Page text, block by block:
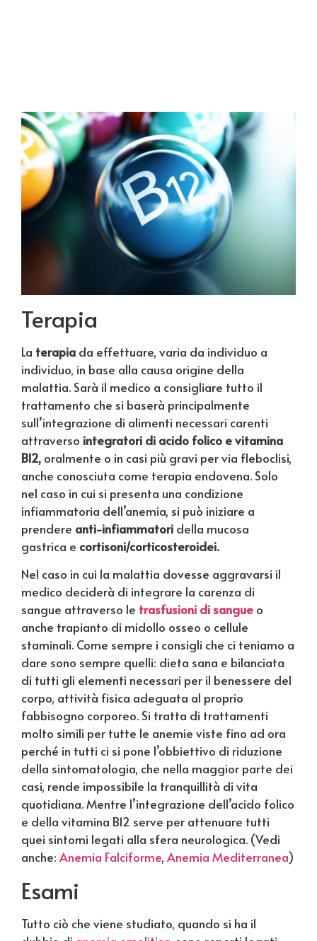
Terapia
La terapia da effettuare, varia da individuo a
individuo, in base alla causa origine della
malattia. Sarà il medico a consigliare tutto il
trattamento che si baserà principalmente
sull’integrazione di alimenti necessari carenti
attraverso integratori di acido folico e vitamina
B12, oralmente o in casi più gravi per via fleboclisi,
anche conosciuta come terapia endovena. Solo
nel caso in cui si presenta una condizione
infiammatoria dell’anemia, si può iniziare a
prendere anti-infiammatori della mucosa
gastrica e cortisoni/corticosteroidei.
Nel caso in cui la malattia dovesse aggravarsi il
medico deciderà di integrare la carenza di
sangue attraverso le trasfusioni di sangue o
anche trapianto di midollo osseo o cellule
staminali. Come sempre i consigli che ci teniamo a
dare sono sempre quelli: dieta sana e bilanciata
di tutti gli elementi necessari per il benessere del
corpo, attività fisica adeguata al proprio
fabbisogno corporeo. Si tratta di trattamenti
molto simili per tutte le anemie viste fino ad ora
perché in tutti ci si pone l’obbiettivo di riduzione
della sintomatologia, che nella maggior parte dei
casi, rende impossibile la tranquillità di vita
quotidiana. Mentre l’integrazione dell’acido folico
e della vitamina B12 serve per attenuare tutti
quei sintomi legati alla sfera neurologica. (Vedi
anche: Anemia Falciforme, Anemia Mediterranea)
Esami
Tutto ciò che viene studiato, quando si ha il